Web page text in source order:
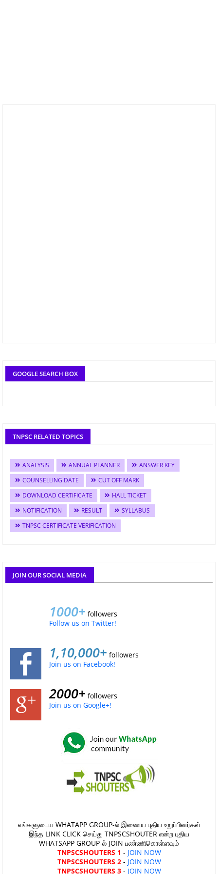
GOOGLE SEARCH BOX
TNPSC RELATED TOPICS
ANALYSIS ANNUAL PLANNER
ANSWER KEY
COUNSELLING DATE
CUT OFF MARK
DOWNLOAD CERTIFICATE
HALL TICKET
NOTIFICATION
RESULT
SYLLABUS
TNPSC CERTIFICATE VERIFICATION
JOIN OUR SOCIAL MEDIA
1000+ followers
Follow us on Twitter!
1,10,000+ followers
Join us on Facebook!
2000+ followers
Join us on Google+!
எங்களுடைய WHATAPP GROUP-ல் இணைய புதிய உறுப்பினர்கள்
இந்த LINK CLICK செய்து TNPSCSHOUTER என்ற புதிய
WHATSAPP GROUP-ல் JOIN பண்ணிகொள்ளவும்
TNPSCSHOUTERS 1 - JOIN NOW
TNPSCSHOUTERS 2- JOIN NOW
TNPSCSHOUTERS 3- JOIN NOW